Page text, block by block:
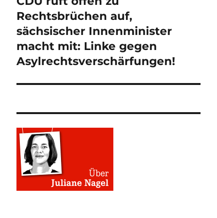
Beitrag:
Rechtsbrüchen auf,
sächsischer Innenminister
macht mit: Linke gegen
Asylrechtsverschärfungen!